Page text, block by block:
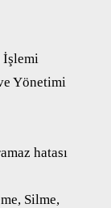
Yönetimi
hatası
Silme,